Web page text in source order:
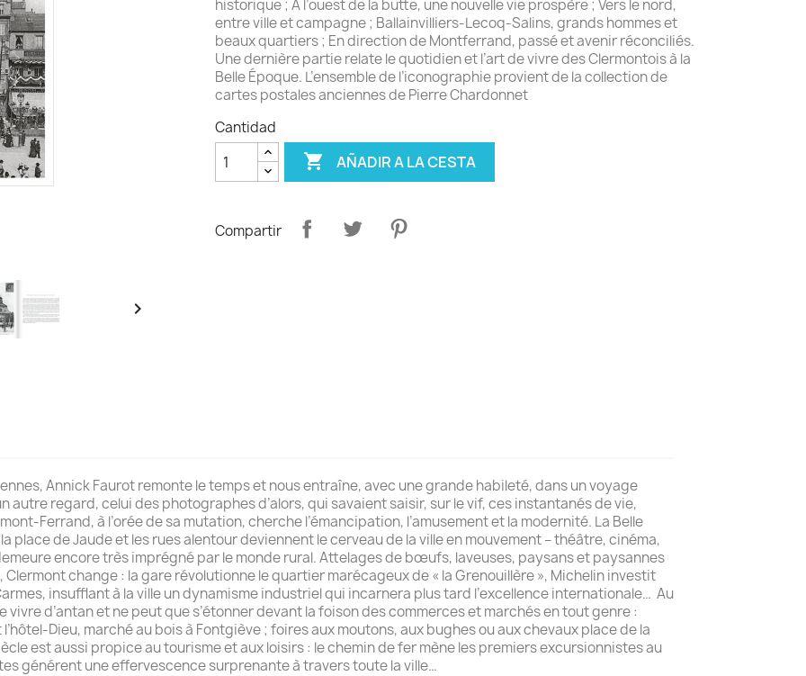

historique ; À l’ouest de la butte, une nouvelle vie prospère ; Vers le nord,
entre ville et campagne ; Ballainvilliers-Lecoq-Salins, grands hommes et
beaux quartiers ; En direction de Montferrand, passé et avenir réconciliés.
Une dernière partie relate le quotidien et l’art de vivre des Clermontois à la
Belle Époque. L’ensemble de l’iconographie provient de la collection de
cartes postales anciennes de Pierre Chardonnet
Cantidad
 AÑADIR A LA CESTA
Compartir
Annick Faurot remonte le temps et nous entraîne, avec une grande habileté, dans un voyage
autre regard, celui des photographes d’alors, qui savaient saisir, sur le vif, ces instantanés de vie,
Ferrand, à l’orée de sa mutation, cherche l’émancipation, l’amusement et la modernité. La Belle
place de Jaude et les rues alentour deviennent le cerveau de la ville en mouvement – théâtre, cinéma,
encore très imprégné par le monde rural. Attelages de bœufs, laveuses, paysans et paysannes
change : la gare révolutionne le quartier marécageux de « la Grenouillère », Michelin investit
insufflant à la ville un dynamisme industriel qui incarnera plus tard l’excellence internationale… Au
vivre d’antan et ne peut que s’étonner devant la foison des commerces et marchés en tout genre :
Dieu, marché au bois à Fontgiève ; foires aux moutons, aux bughes ou aux chevaux place de la
est aussi propice au tourisme et aux loisirs : le chemin de fer mène les premiers excursionnistes au
générent une effervescence surprenante à travers toute la ville…